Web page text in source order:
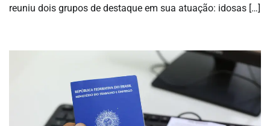
reuniu dois grupos de destaque em sua atuação: idosas […]